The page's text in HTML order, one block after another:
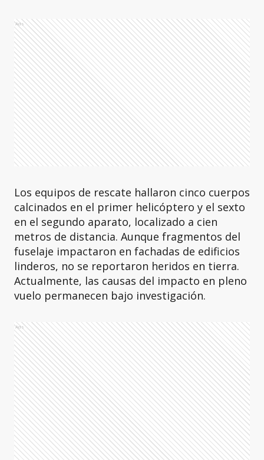
Ads
Los equipos de rescate hallaron cinco cuerpos
calcinados en el primer helicóptero y el sexto
en el segundo aparato, localizado a cien
metros de distancia. Aunque fragmentos del
fuselaje impactaron en fachadas de edificios
linderos, no se reportaron heridos en tierra.
Actualmente, las causas del impacto en pleno
vuelo permanecen bajo investigación.
Ads